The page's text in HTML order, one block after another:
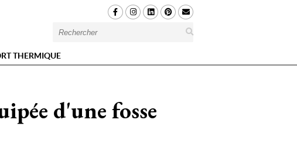
THERMIQUE
d'une fosse